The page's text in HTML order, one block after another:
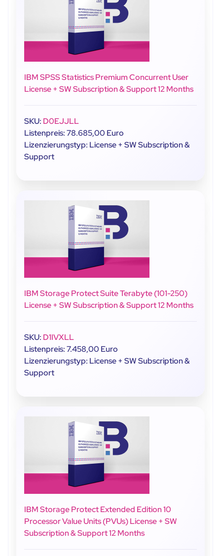
IBM SPSS Statistics Premium Concurrent User
License + SW Subscription & Support 12 Months
SKU: D0EJJLL
Listenpreis: 78.685,00 Euro
Lizenzierungstyp: License + SW Subscription &
Support
IBM Storage Protect Suite Terabyte (101-250)
License + SW Subscription & Support 12 Months
SKU: D1IVXLL
Listenpreis: 7.458,00 Euro
Lizenzierungstyp: License + SW Subscription &
Support
IBM Storage Protect Extended Edition 10
Processor Value Units (PVUs) License + SW
Subscription & Support 12 Months